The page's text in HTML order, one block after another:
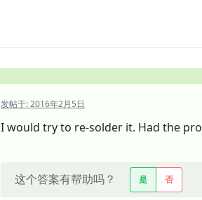
发帖于:2016年2月5日
I would try to re-solder it. Had the
这个答案有帮助吗？ 是 否